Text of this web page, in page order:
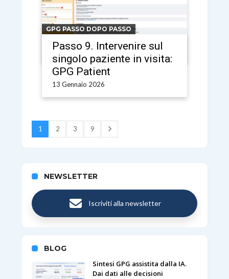
GPG PASSO DOPO PASSO
Passo 9. Intervenire sul
singolo paziente in visita:
GPG Patient
13 Gennaio 2026
1 2 3 9
NEWSLETTER
Iscriviti alla newsletter
BLOG
Sintesi GPG assistita dalla IA.
Dai dati alle decisioni